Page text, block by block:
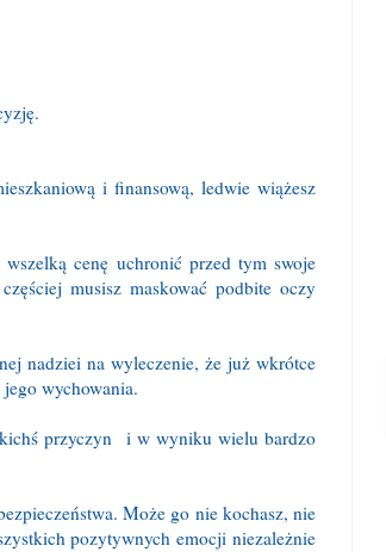
i finansową, ledwie wiążesz
cenę uchronić przed tym swoje
musisz maskować podbite oczy
nadziei na wyleczenie, że już wkrótce
wychowania.
przyczyn i w wyniku wielu bardzo
Może go nie kochasz, nie
pozytywnych emocji niezależnie